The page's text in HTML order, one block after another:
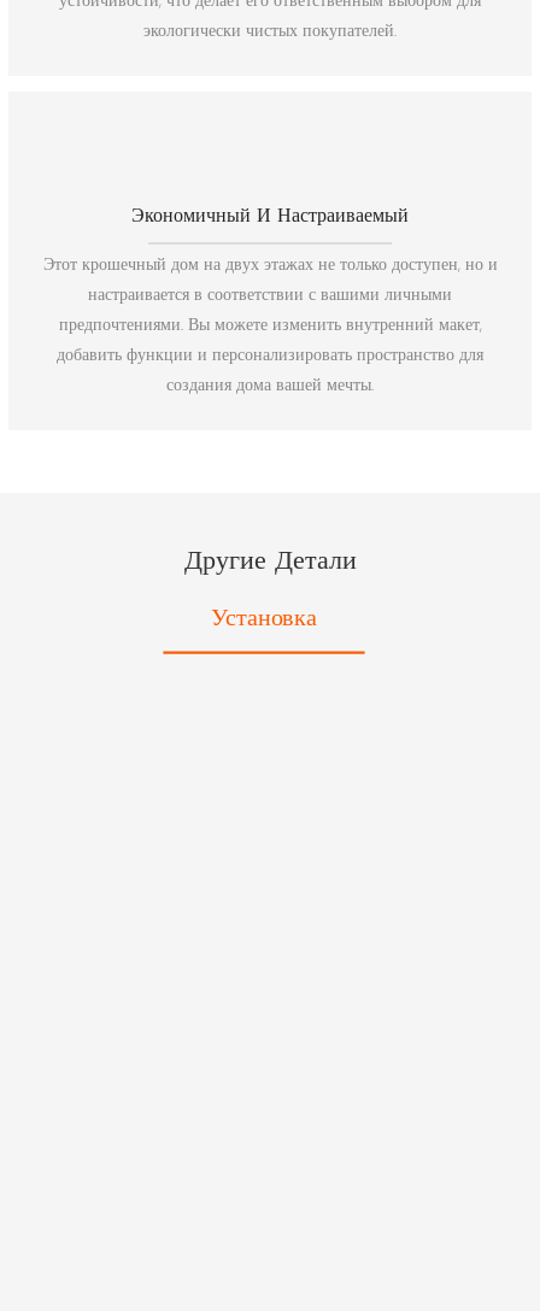
экологически чистых покупателей.
Экономичный И Настраиваемый
Этот крошечный дом на двух этажах не только доступен, но и
настраивается в соответствии с вашими личными
предпочтениями. Вы можете изменить внутренний макет,
добавить функции и персонализировать пространство для
создания дома вашей мечты.
Другие Детали
Установка